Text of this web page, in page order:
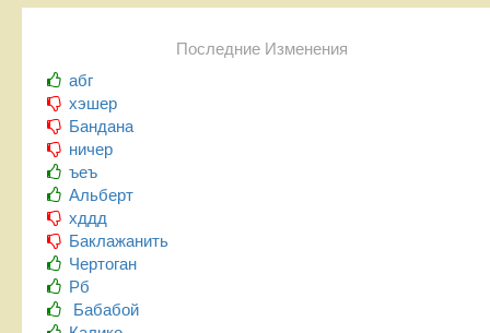
Последние Изменения
абг
хэшер
Бандана
ничер
ъеъ
Альберт
хддд
Баклажанить
Чертоган
Рб
Бабабой